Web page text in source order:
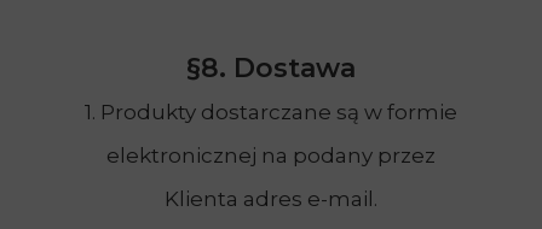
§8. Dostawa
1. Produkty dostarczane są w formie
elektronicznej na podany przez
Klienta adres e-mail.